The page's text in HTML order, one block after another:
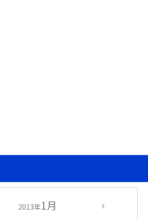
2013年1月